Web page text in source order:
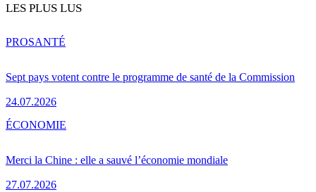
LES PLUS LUS
Sept pays votent contre le programme de santé de la Commission
24.07.2026
PROSANTÉ
Merci la Chine : elle a sauvé l’économie mondiale
27.07.2026
ÉCONOMIE